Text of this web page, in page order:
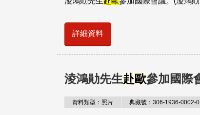
詳細資料
淩鴻勛先生赴歐參加國際
資料類型：照片 典藏號：306-1936-0002-